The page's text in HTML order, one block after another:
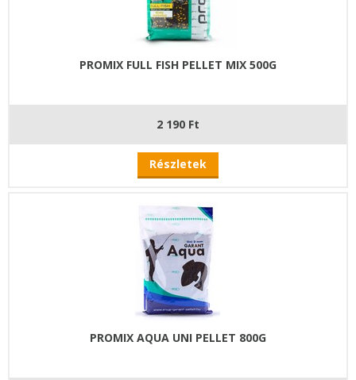
PROMIX FULL FISH PELLET MIX 500G
2 190 Ft
Részletek
PROMIX AQUA UNI PELLET 800G